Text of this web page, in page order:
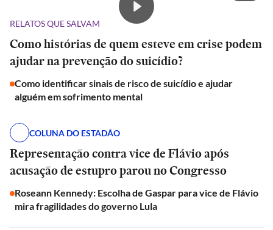
RELATOS QUE SALVAM
Como histórias de quem esteve em crise podem
ajudar na prevenção do suicídio?
Como identificar sinais de risco de suicídio e ajudar
alguém em sofrimento mental
COLUNA DO ESTADÃO
Representação contra vice de Flávio após
acusação de estupro parou no Congresso
Roseann Kennedy: Escolha de Gaspar para vice de Flávio
mira fragilidades do governo Lula